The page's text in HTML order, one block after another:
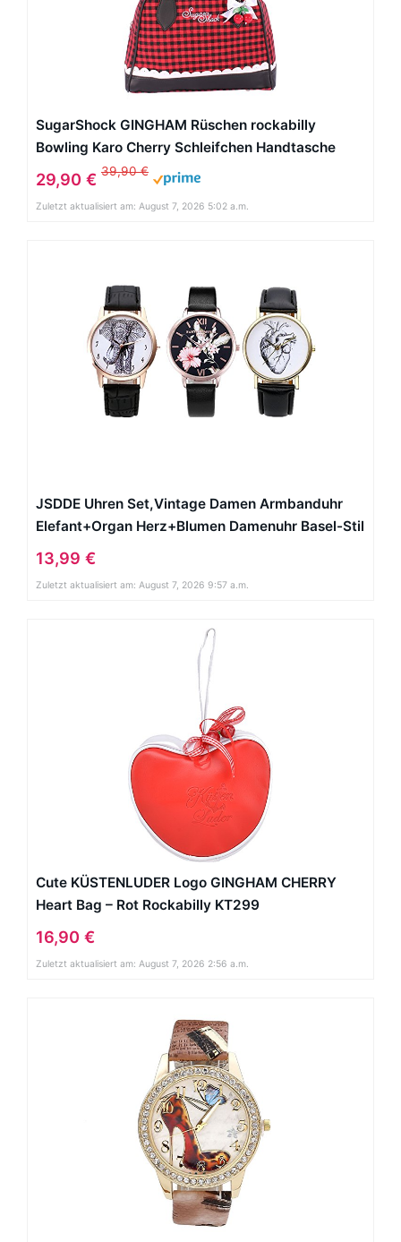
SugarShock GINGHAM Rüschen rockabilly
Bowling Karo Cherry Schleifchen Handtasche
29,90 € 39,90 €
Zuletzt aktualisiert am: August 7, 2026 5:02 a.m.
JSDDE Uhren Set,Vintage Damen Armbanduhr
Elefant+Organ Herz+Blumen Damenuhr Basel-Stil
Analog Quarzuhr 3x Uhren
13,99 €
Zuletzt aktualisiert am: August 7, 2026 9:57 a.m.
Cute KÜSTENLUDER Logo GINGHAM CHERRY
Heart Bag – Rot Rockabilly KT299
16,90 €
Zuletzt aktualisiert am: August 7, 2026 2:56 a.m.